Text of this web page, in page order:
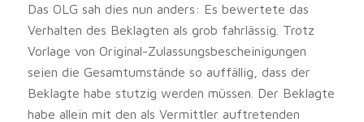
Das OLG sah dies nun anders: Es bewertete das
Verhalten des Beklagten als grob fahrlässig. Trotz
Vorlage von Original-Zulassungsbescheinigungen
seien die Gesamtumstände so auffällig, dass der
Beklagte habe stutzig werden müssen. Der Beklagte
habe allein mit den als Vermittler auftretenden